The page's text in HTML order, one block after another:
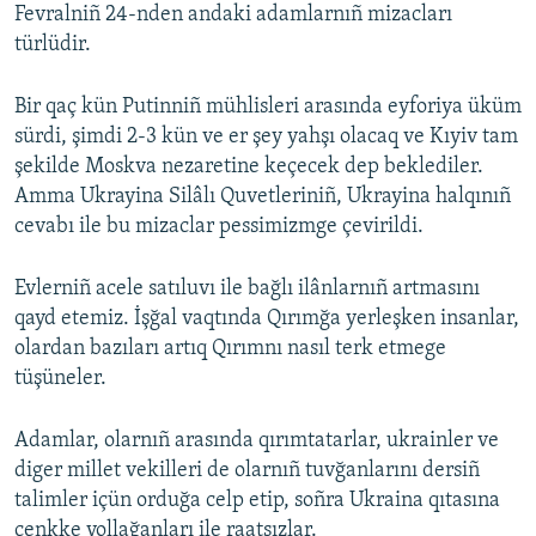
Fevralniñ 24-nden andaki adamlarnıñ mizacları
türlüdir.
Bir qaç kün Putinniñ mühlisleri arasında eyforiya üküm
sürdi, şimdi 2-3 kün ve er şey yahşı olacaq ve Kıyiv tam
şekilde Moskva nezaretine keçecek dep beklediler.
Amma Ukrayina Silâlı Quvetleriniñ, Ukrayina halqınıñ
cevabı ile bu mizaclar pessimizmge çevirildi.
Evlerniñ acele satıluvı ile bağlı ilânlarnıñ artmasını
qayd etemiz. İşğal vaqtında Qırımğa yerleşken insanlar,
olardan bazıları artıq Qırımnı nasıl terk etmege
tüşüneler.
Adamlar, olarnıñ arasında qırımtatarlar, ukrainler ve
diger millet vekilleri de olarnıñ tuvğanlarını dersiñ
talimler içün orduğa celp etip, soñra Ukraina qıtasına
cenkke yollağanları ile raatsızlar.